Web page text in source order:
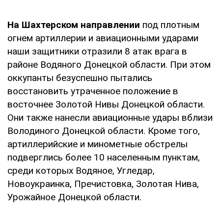
На Шахтерском направлении под плотным
огнем артиллерии и авиационными ударами
наши защитники отразили 8 атак врага в
районе Водяного Донецкой области. При этом
оккупанты безуспешно пытались
восстановить утраченное положение в
восточнее Золотой Нивы Донецкой области.
Они также нанесли авиационные удары вблизи
Володиного Донецкой области. Кроме того,
артиллерийские и минометные обстрелы
подверглись более 10 населенным пунктам,
среди которых Водяное, Угледар,
Новоукраинка, Пречистовка, Золотая Нива,
Урожайное Донецкой области.